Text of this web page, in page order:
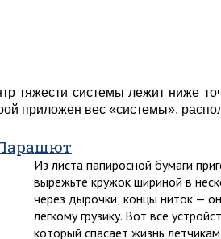
тяжести системы лежит ниже
приложен вес «системы»,
Из листа папиросной бумаги
вырежьте кружок шириной в
через дырочки; концы ниток —
легкому грузику. Вот все
который спасает жизнь